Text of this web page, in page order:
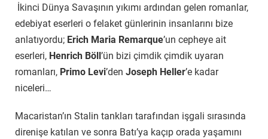
İkinci Dünya Savaşının yıkımı ardından gelen romanlar,
edebiyat eserleri o felaket günlerinin insanlarını bize
anlatıyordu; Erich Maria Remarque’un cepheye ait
eserleri, Henrich Böll’ün bizi çimdik çimdik uyaran
romanları, Primo Levi’den Joseph Heller’e kadar
niceleri…
Macaristan’ın Stalin tankları tarafından işgali sırasında
direnişe katılan ve sonra Batı’ya kaçıp orada yaşamını